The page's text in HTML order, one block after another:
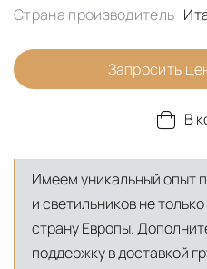
Страна производитель
Запросить
В
Имеем уникальный опыт
и светильников не
страну Европы.
поддержку в доставкой